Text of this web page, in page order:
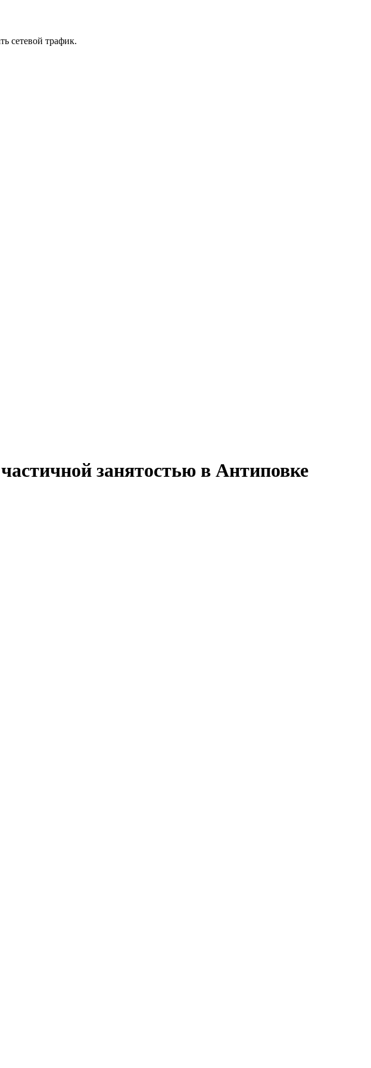
сетевой трафик.
занятостью в Антиповке